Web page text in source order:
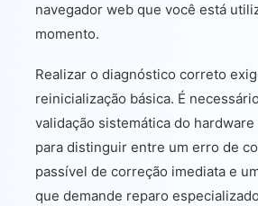
navegador web que você está
momento.
Realizar o diagnóstico correto
reinicialização básica. É
validação sistemática do
para distinguir entre um erro de
passível de correção imediata e
que demande reparo